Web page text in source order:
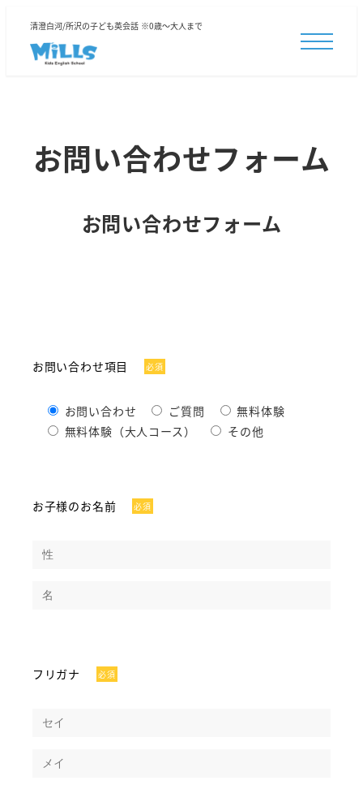
清澄白河/所沢の子ども英会話 ※0歳～大人まで
お問い合わせフォーム
お問い合わせフォーム
お問い合わせ項目 必須
お問い合わせ ご質問
無料体験
無料体験（大人コース）
その他
お子様のお名前 必須
フリガナ 必須